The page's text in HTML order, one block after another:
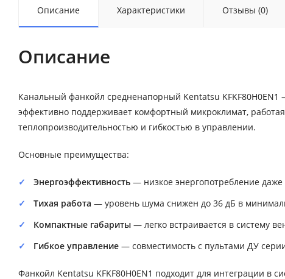
Описание Характеристики Отзывы (0)
Описание
Канальный фанкойл средненапорный Kentatsu
эффективно поддерживает комфортный микроклимат,
теплопроизводительностью и гибкостью в управлении.
Основные преимущества:
Энергоэффективность — низкое энергопотребление
Тихая работа — уровень шума снижен до 36 дБ в
Компактные габариты — легко встраивается в систему
Гибкое управление — совместимость с пультами ДУ серии
Фанкойл Kentatsu KFKF80H0EN1 подходит для интеграции в